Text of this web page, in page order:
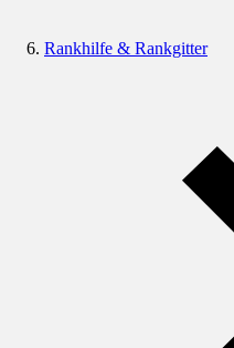
Rankhilfe & Rankgitter